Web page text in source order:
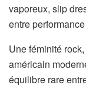
vaporeux, slip
entre
Une féminité
américain
équilibre rare